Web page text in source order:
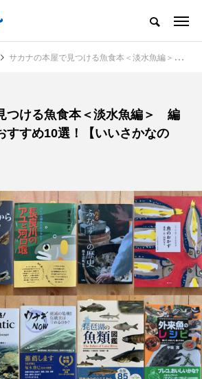
む 創る
を知ろう
椎名まさ
と
意外と簡単！ 100均で
買った道具で＜魚のは
く製＞を作ってみた
夏休みの自由研究にい
かが？
みのり
2026.06.02
サカナの本屋で見つける魚食本＜淡水魚編＞ 編集部＆スタッフおすすめ10選！【いいさかなの日】
つける魚食本＜淡水魚編＞ 編
すすめ10選！【いいさかなの